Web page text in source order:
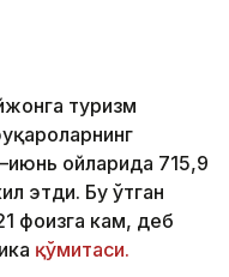
туризм
ойларида 715,9
этди. Бу ўтган
фоизга кам, деб
қўмитаси.